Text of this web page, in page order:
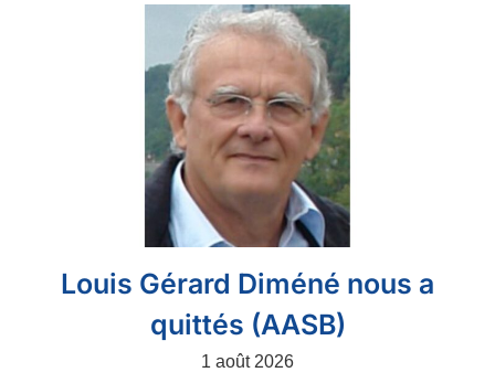
Louis Gérard Diméné nous a
quittés (AASB)
1 août 2026